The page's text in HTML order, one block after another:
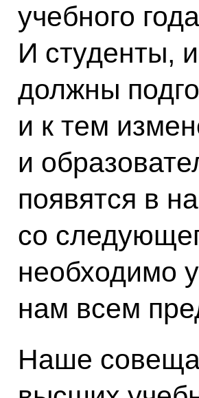
учебного
И студенты,
должны
и к тем
и
появятся в
со
необходимо
нам всем
Наше